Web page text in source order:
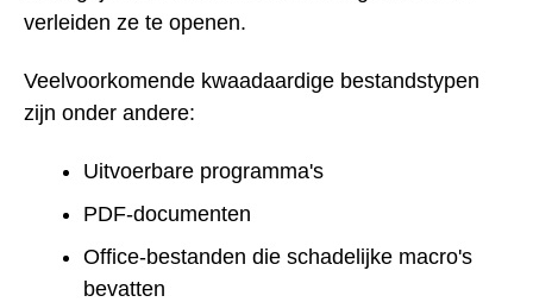
verleiden ze te openen.
Veelvoorkomende kwaadaardige bestandstypen
zijn onder andere:
Uitvoerbare programma's
PDF-documenten
Office-bestanden die schadelijke macro's
bevatten